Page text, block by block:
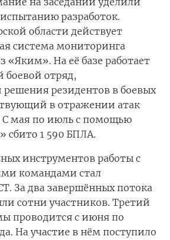
разработок.
области действует
система мониторинга
«Яким». На её базе работает
отряд,
резидентов в боевых
в отражении атак
С мая по июль с помощью
сбито 1 590 БПЛА.
инструментов работы с
командами стал
За два завершённых потока
сотни участников. Третий
проводится с июня по
На участие в нём поступило